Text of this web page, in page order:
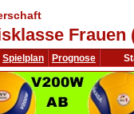
Frauen
Spielplan Prognose